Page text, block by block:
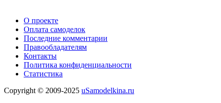
О проекте
Оплата самоделок
Последние комментарии
Правообладателям
Контакты
Политика конфиденциальности
Статистика
Copyright © 2009-2025 uSamodelkina.ru